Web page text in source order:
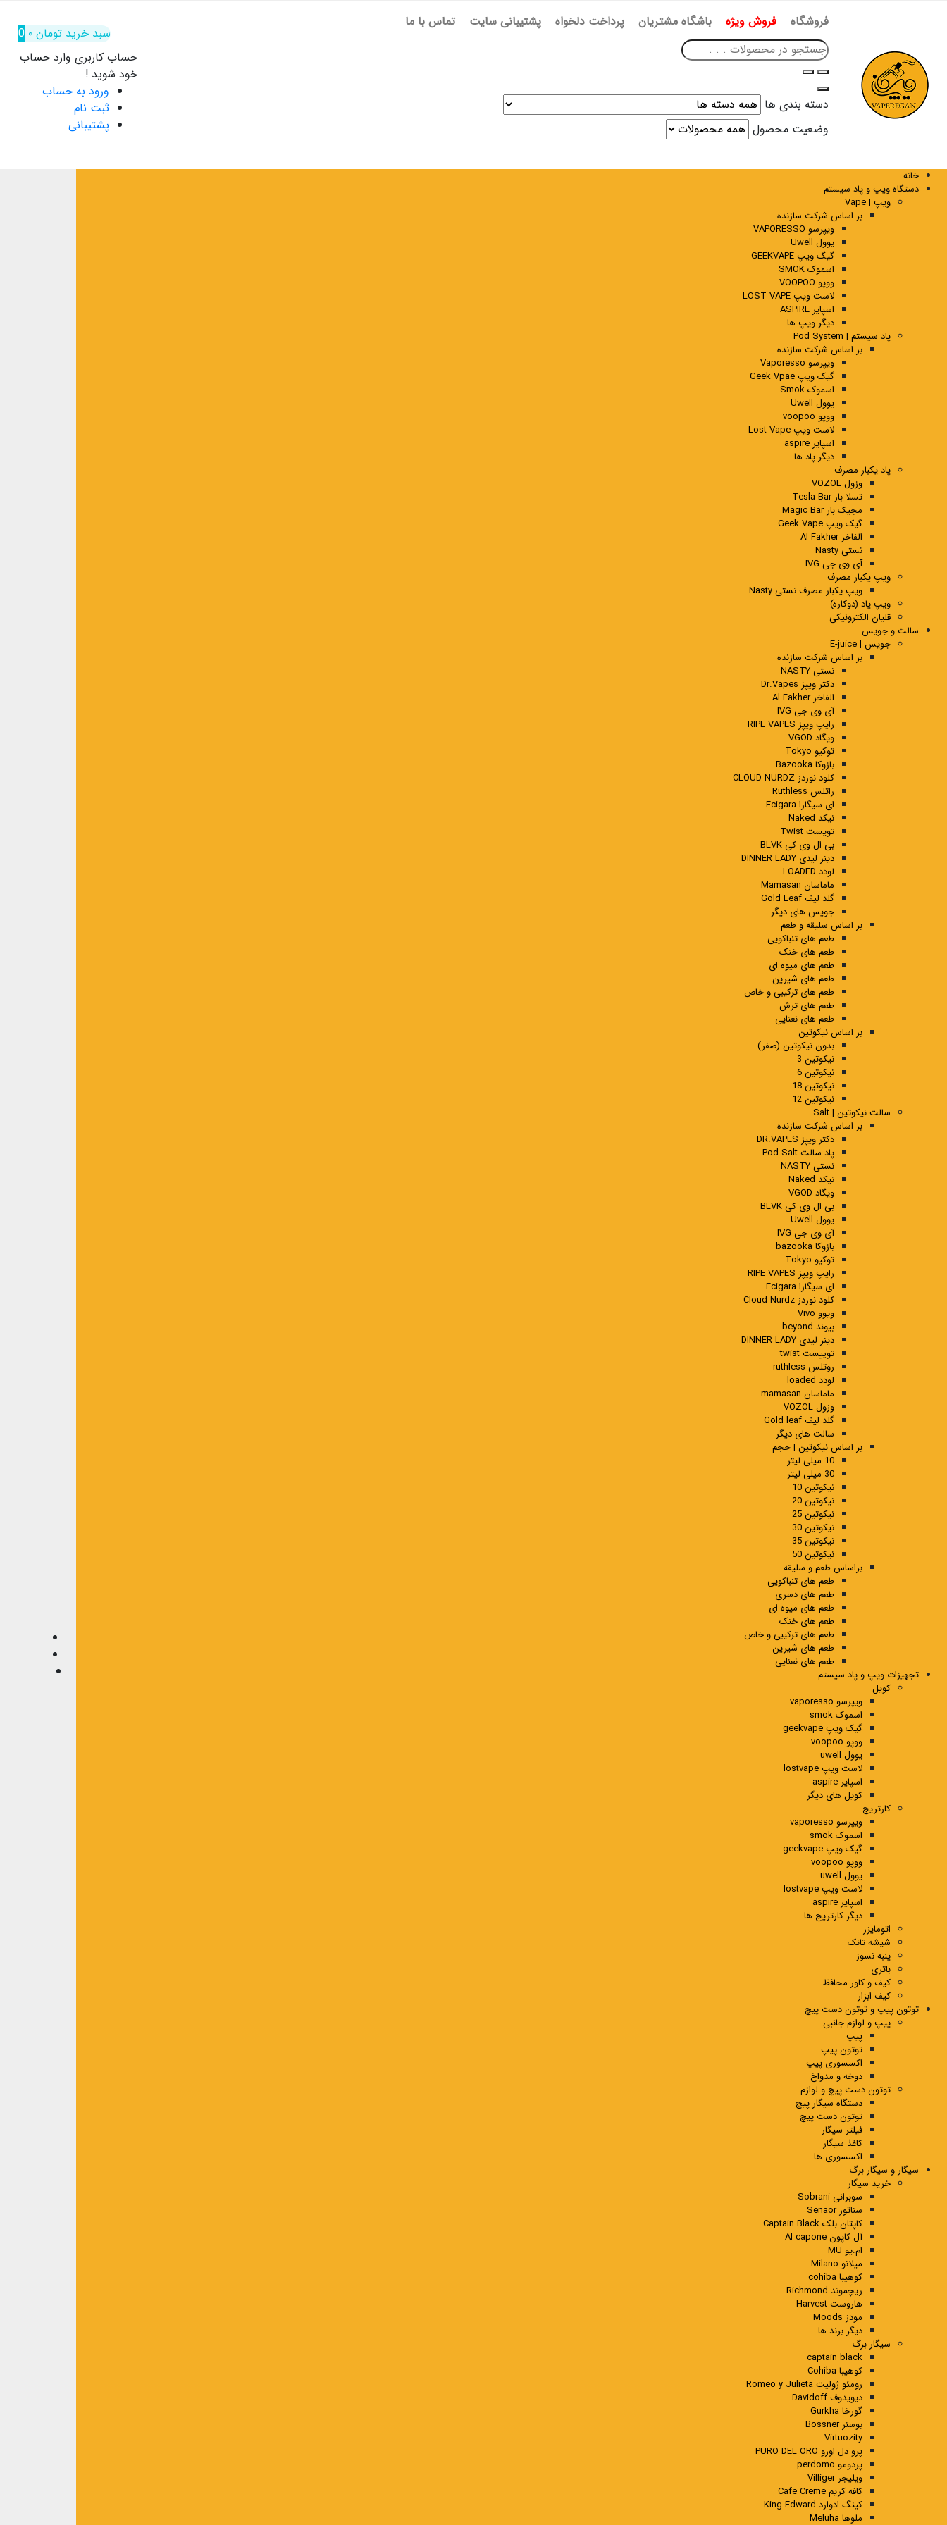
فروشگاه فروش ویژه باشگاه مشتریان پرداخت دلخواه پشتیبانی سایت تماس با ما
دسته بندی ها
وضعیت محصول
سبد خرید تومان۰
0
حساب کاربری وارد حساب
خود شوید !
ورود به حساب
ثبت نام
پشتیبانی
خانه
دستگاه ویپ و پاد سیستم
ویپ | Vape
بر اساس شرکت سازنده
ویپرسو VAPORESSO
یوول Uwell
گیگ ویپ GEEKVAPE
اسموک SMOK
ووپو VOOPOO
لاست ویپ LOST VAPE
اسپایر ASPIRE
دیگر ویپ ها
پاد سیستم | Pod System
بر اساس شرکت سازنده
ویپرسو Vaporesso
گیک ویپ Geek Vpae
اسموک Smok
یوول Uwell
ووپو voopoo
لاست ویپ Lost Vape
اسپایر aspire
دیگر پاد ها
پاد یکبار مصرف
وزول VOZOL
تسلا بار Tesla Bar
مجیک بار Magic Bar
گیک ویپ Geek Vape
الفاخر Al Fakher
نستی Nasty
آی وی جی IVG
ویپ یکبار مصرف
ویپ یکبار مصرف نستی Nasty
ویپ پاد (دوکاره)
قلیان الکترونیکی
سالت و جویس
جویس | E-juice
بر اساس شرکت سازنده
نستی NASTY
دکتر ویپز Dr.Vapes
الفاخر Al Fakher
آی وی جی IVG
رایپ ویپز RIPE VAPES
ویگاد VGOD
توکیو Tokyo
بازوکا Bazooka
کلود نوردز CLOUD NURDZ
راتلس Ruthless
ای سیگارا Ecigara
نیکد Naked
تویست Twist
بی ال وی کی BLVK
دینر لیدی DINNER LADY
لودد LOADED
ماماسان Mamasan
گلد لیف Gold Leaf
جویس های دیگر
بر اساس سلیقه و طعم
طعم های تنباکویی
طعم های خنک
طعم های میوه ای
طعم های شیرین
طعم های ترکیبی و خاص
طعم های ترش
طعم های نعنایی
بر اساس نیکوتین
بدون نیکوتین (صفر)
نیکوتین 3
نیکوتین 6
نیکوتین 18
نیکوتین 12
سالت نیکوتین | Salt
بر اساس شرکت سازنده
دکتر ویپز DR.VAPES
پاد سالت Pod Salt
نستی NASTY
نیکد Naked
ویگاد VGOD
بی ال وی کی BLVK
یوول Uwell
آی وی جی IVG
بازوکا bazooka
توکیو Tokyo
رایپ ویپز RIPE VAPES
ای سیگارا Ecigara
کلود نوردز Cloud Nurdz
ویوو Vivo
بیوند beyond
دینر لیدی DINNER LADY
توییست twist
روتلس ruthless
لودد loaded
ماماسان mamasan
وزول VOZOL
گلد لیف Gold leaf
سالت های دیگر
بر اساس نیکوتین | حجم
10 میلی لیتر
30 میلی لیتر
نیکوتین 10
نیکوتین 20
نیکوتین 25
نیکوتین 30
نیکوتین 35
نیکوتین 50
براساس طعم و سلیقه
طعم های تنباکویی
طعم های دسری
طعم های میوه ای
طعم های خنک
طعم های ترکیبی و خاص
طعم های شیرین
طعم های نعنایی
تجهیزات ویپ و پاد سیستم
کویل
ویپرسو vaporesso
اسموک smok
گیک ویپ geekvape
ووپو voopoo
یوول uwell
لاست ویپ lostvape
اسپایر aspire
کویل های دیگر
کارتریج
ویپرسو vaporesso
اسموک smok
گیک ویپ geekvape
ووپو voopoo
یوول uwell
لاست ویپ lostvape
اسپایر aspire
دیگر کارتریج ها
اتومایزر
شیشه تانک
پنبه نسوز
باتری
کیف و کاور محافظ
کیف ابزار
توتون پیپ و توتون دست پیچ
پیپ و لوازم جانبی
پیپ
توتون پیپ
اکسسوری پیپ
دوخه و مدواخ
توتون دست پیچ و لوازم
دستگاه سیگار پیچ
توتون دست پیچ
فیلتر سیگار
کاغذ سیگار
اکسسوری ها..
سیگار و سیگار برگ
خرید سیگار
سوبرانی Sobrani
سناتور Senaor
کاپتان بلک Captain Black
آل کاپون Al capone
ام.یو MU
میلانو Milano
کوهیبا cohiba
ریچموند Richmond
هاروست Harvest
مودز Moods
دیگر برند ها
سیگار برگ
captain black
کوهیبا Cohiba
رومئو ژولیت Romeo y Julieta
دیویدوف Davidoff
گورخا Gurkha
بوسنر Bossner
Virtuozity
پرو دل اورو PURO DEL ORO
پردومو perdomo
ویلیجر Villiger
کافه کریم Cafe Creme
کینگ ادوارد King Edward
ملوها Meluha